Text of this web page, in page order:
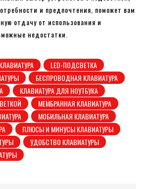
и предпочтения, поможет вам
отдачу от использования и
недостатки.
LED-ПОДСВЕТКА
БЕСПРОВОДНАЯ КЛАВИАТУРА
КЛАВИАТУРА ДЛЯ НОУТБУКА
МЕМБРАННАЯ КЛАВИАТУРА
МОБИЛЬНАЯ КЛАВИАТУРА
ПЛЮСЫ И МИНУСЫ КЛАВИАТУРЫ
УДОБСТВО КЛАВИАТУРЫ